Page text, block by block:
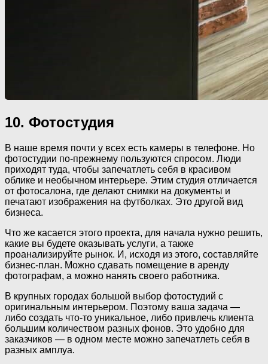
10. Фотостудия
В наше время почти у всех есть камеры в телефоне. Но
фотостудии по-прежнему пользуются спросом. Люди
приходят туда, чтобы запечатлеть себя в красивом
облике и необычном интерьере. Этим студия отличается
от фотосалона, где делают снимки на документы и
печатают изображения на футболках. Это другой вид
бизнеса.
Что же касается этого проекта, для начала нужно решить,
какие вы будете оказывать услуги, а также
проанализируйте рынок. И, исходя из этого, составляйте
бизнес-план. Можно сдавать помещение в аренду
фотографам, а можно нанять своего работника.
В крупных городах большой выбор фотостудий с
оригинальным интерьером. Поэтому ваша задача —
либо создать что-то уникальное, либо привлечь клиента
большим количеством разных фонов. Это удобно для
заказчиков — в одном месте можно запечатлеть себя в
разных амплуа.